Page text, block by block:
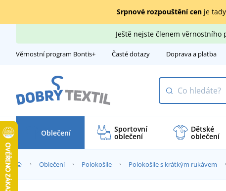
Srpnové rozpouštění cenje
Ještě nejste členem věrnostního
Věrnostní program Bontis+ Časté dotazy Doprava a platba
Oblečení Sportovní
oblečení
Dětské
oblečení
Oblečení Polokošile Polokošile s krátkým rukávem